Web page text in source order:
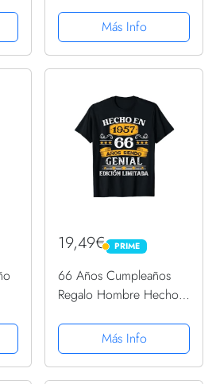
66 cumpleaños para
mujeres y hombres,
ideas de 66
cumpleaños... divertido,
... regalo...
Más Info
19,49€ PRIME
PRIME
66 Años Cumpleaños
Regalo Hombre Hecho
CamisetaMás Info